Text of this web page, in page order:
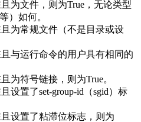
为文件，则为True，无论类型
）如何。
为常规文件（不是目录或设
与运行命令的用户具有相同的
为符号链接，则为True。
设置了set-group-id（sgid）标
设置了粘滞位标志，则为